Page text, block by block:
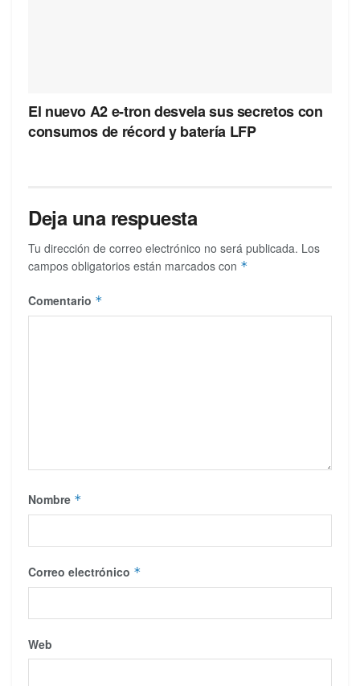
El nuevo A2 e-tron desvela sus secretos con
consumos de récord y batería LFP
Deja una respuesta
Tu dirección de correo electrónico no será publicada. Los
campos obligatorios están marcados con *
Comentario *
Nombre *
Correo electrónico *
Web